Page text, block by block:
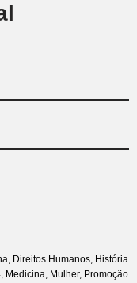
Direitos Humanos História
Medicina Mulher, Promoção